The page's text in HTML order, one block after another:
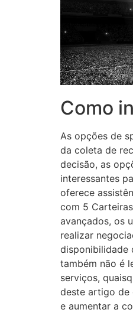
Como
As opções de
da coleta de
decisão, as
interessantes
oferece
com 5
avançados, os
realizar
disponibilidade
também não é
serviços,
deste artigo de
e aumentar a